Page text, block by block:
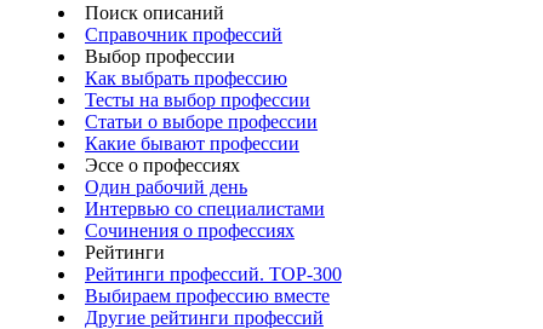
Поиск описаний
Справочник профессий
Выбор профессии
Как выбрать профессию
Тесты на выбор профессии
Статьи о выборе профессии
Какие бывают профессии
Эссе о профессиях
Один рабочий день
Интервью со специалистами
Сочинения о профессиях
Рейтинги
Рейтинги профессий. TOP-300
Выбираем профессию вместе
Другие рейтинги профессий